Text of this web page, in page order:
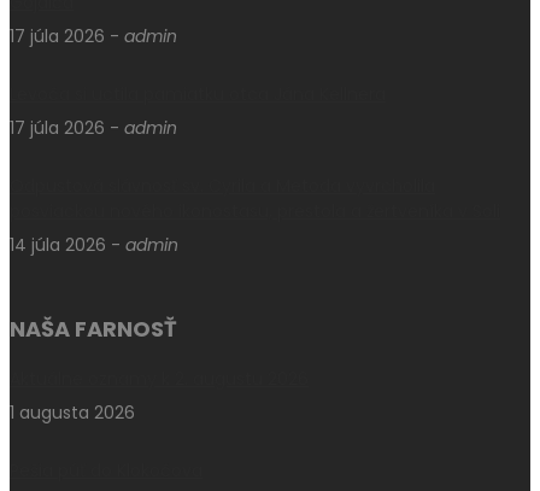
17 júla 2026 - admin
17 júla 2026 - admin
14 júla 2026 - admin
NAŠA FARNOSŤ
1 augusta 2026